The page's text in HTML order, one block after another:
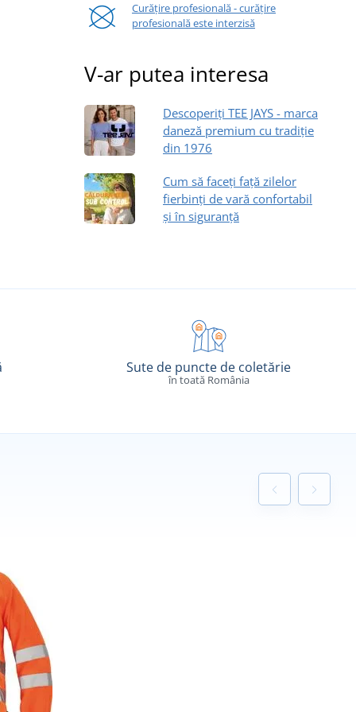
Curățire profesională - curățire
profesională este interzisă
V-ar putea interesa
Descoperiți TEE JAYS - marca
daneză premium cu tradiție
din 1976
Cum să faceți față zilelor
fierbinți de vară confortabil
și în siguranță
Sute de puncte de coletărie
în toată România